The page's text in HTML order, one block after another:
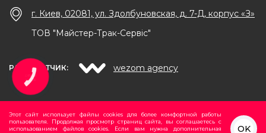
г. Киев, 02081, ул. Здолбуновская, д. 7-Д, корпус «З»
ТОВ "Майстер-Трак-Сервіс"
РАЗРАБОТЧИК: wezom agency
ВВЕРХ
Этот сайт использует файлы cookies для более комфортной работы
пользователя. Продолжая просмотр страниц сайта, вы соглашаетесь с
использованием файлов cookies. Если вам нужна дополнительная
OK
КНОПКА
ЗВ'ЯЗКУ